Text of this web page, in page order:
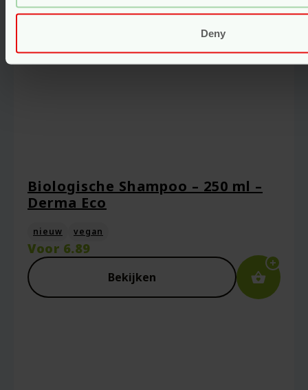
Deny
Biologische Shampoo – 250 ml –
Derma Eco
nieuw vegan
Voor 6.89
Bekijken